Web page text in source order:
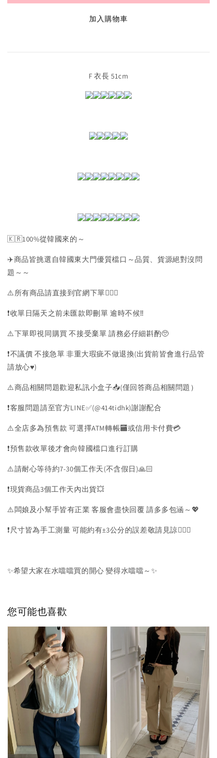
加入購物車
F 衣長 51cm
🇰🇷100%從韓國來的～
✈️商品皆挑選自韓國東大門優質檔口～品質、貨源絕對沒問
題～～
⚠️所有商品請直接到官網下單💁🏻‍♀️
❗️收單日隔天之前未匯款即刪單 逾時不候‼️
⚠️下單即視同購買 不接受棄單 請務必仔細斟酌🥺
❗️不議價 不接急單 非重大瑕疵不做退換(出貨前皆會進行品管
請放心♥️)
⚠️商品相關問題歡迎私訊小盒子📥(僅回答商品相關問題）
❗️客服問題請至官方LINE✅(@414tidhk)謝謝配合
⚠️全店多為預售款 可選擇ATM轉帳🏧或信用卡付費💳
❗️預售款收單後才會向韓國檔口進行訂購
⚠️請耐心等待約7-30個工作天(不含假日)🙏🏻
❗️現貨商品3個工作天內出貨💥
⚠️闆娘及小幫手皆有正業 客服會盡快回覆 請多多包涵～💖
❗️尺寸皆為手工測量 可能約有±3公分的誤差敬請見諒🙇🏻‍♀️
✨希望大家在水噹噹買的開心 變得水噹噹～✨
您可能也喜歡